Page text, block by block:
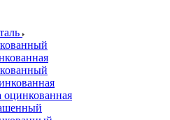
оцинкованная